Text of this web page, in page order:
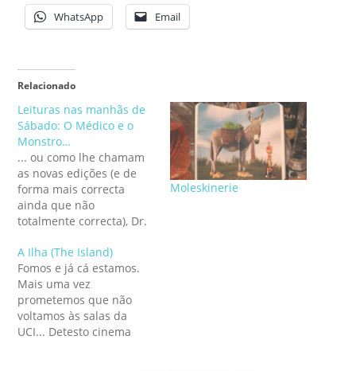
WhatsApp Email
Relacionado
Leituras nas manhãs de
Sábado: O Médico e o
Monstro…
... ou como lhe chamam
as novas edições (e de
forma mais correcta
ainda que não
totalmente correcta), Dr.
de Robert Louis
Stevenson tem desde a
sua publicação em 1886
assombrado muito boa
gente e este fim de
semana irá assombrar-
Moleskinerie
A Ilha (The Island)
Fomos e já cá estamos.
Mais uma vez
prometemos que não
voltamos às salas da
UCI... Detesto cinema